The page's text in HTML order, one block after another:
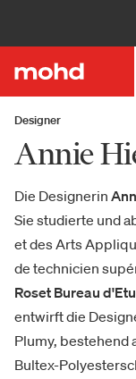
Designer
Annie
Die Designerin
Sie studierte und
et des Arts
de technicien
Roset Bureau
entwirft die
Plumy, bestehend
Bultex-